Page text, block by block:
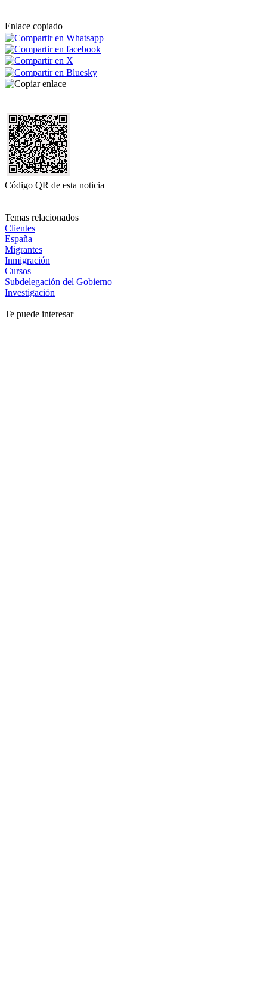
Enlace copiado
Código QR de esta noticia
Temas relacionados
Clientes
España
Migrantes
Inmigración
Cursos
Subdelegación del Gobierno
Investigación
Te puede interesar